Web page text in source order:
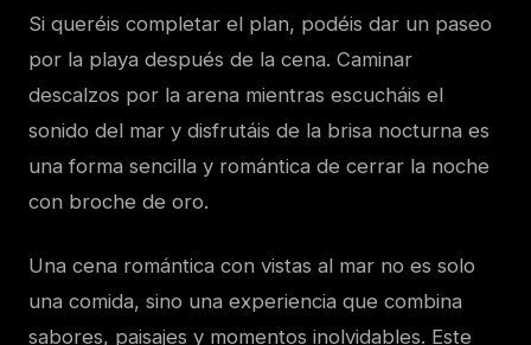
Si queréis completar el plan, podéis dar un paseo
por la playa después de la cena. Caminar
descalzos por la arena mientras escucháis el
sonido del mar y disfrutáis de la brisa nocturna es
una forma sencilla y romántica de cerrar la noche
con broche de oro.
Una cena romántica con vistas al mar no es solo
una comida, sino una experiencia que combina
sabores, paisajes y momentos inolvidables. Este